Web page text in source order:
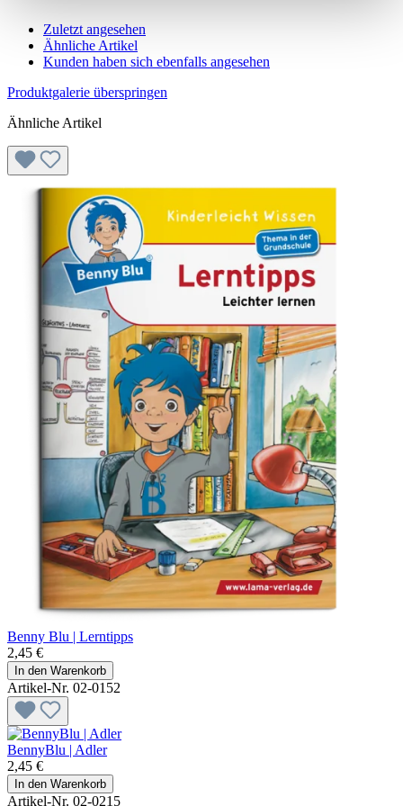
Zuletzt angesehen
Ähnliche Artikel
Kunden haben sich ebenfalls angesehen
Produktgalerie überspringen
Ähnliche Artikel
Benny Blu | Lerntipps
2,45 €
In den Warenkorb
Artikel-Nr. 02-0152
BennyBlu | Adler
2,45 €
In den Warenkorb
Artikel-Nr. 02-0215